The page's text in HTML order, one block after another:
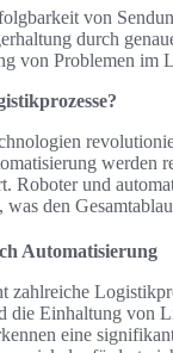
von
durch
von Problemen im
werden
Roboter und
den
Automatisierung
zahlreiche
die Einhaltung von
eine